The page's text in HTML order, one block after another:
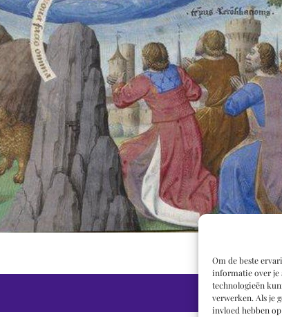
Om de beste
informatie over je
technologieën
verwerken. Als je
invloed hebben